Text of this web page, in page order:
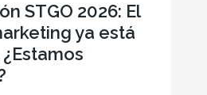
STGO 2026: El
ya está